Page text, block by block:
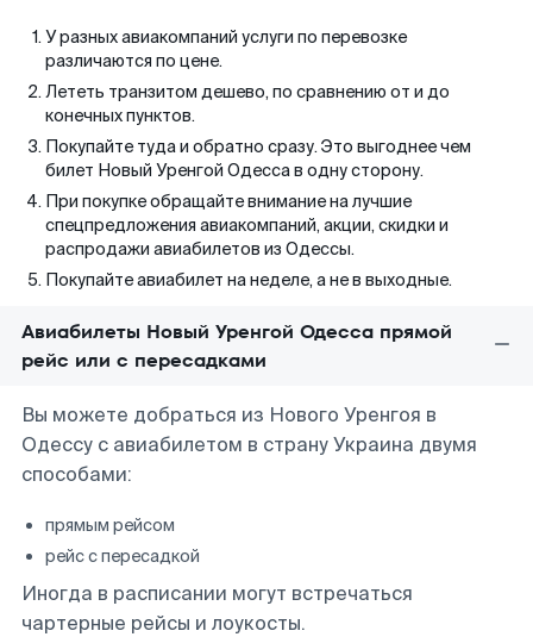
У разных авиакомпаний услуги по перевозке
различаются по цене.
Лететь транзитом дешево, по сравнению от и до
конечных пунктов.
Покупайте туда и обратно сразу. Это выгоднее чем
билет Новый Уренгой Одесса в одну сторону.
При покупке обращайте внимание на лучшие
спецпредложения авиакомпаний, акции, скидки и
распродажи авиабилетов из Одессы.
Покупайте авиабилет на неделе, а не в выходные.
Авиабилеты Новый Уренгой Одесса прямой
рейс или с пересадками
Вы можете добраться из Нового Уренгоя в
Одессу с авиабилетом в страну Украина двумя
способами:
прямым рейсом
рейс с пересадкой
Иногда в расписании могут встречаться
чартерные рейсы и лоукосты.